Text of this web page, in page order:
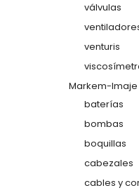
válvulas
venturis
Markem-Imaje
baterías
bombas
boquillas
cabezales
cables y